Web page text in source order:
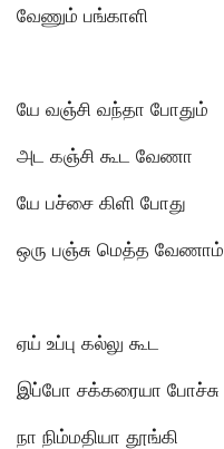
வேணும் பங்காளி
யே வஞ்சி வந்தா போதும்
அட கஞ்சி கூட வேணா
யே பச்சை கிளி போது
ஒரு பஞ்சு மெத்த வேணாம்
ஏய் உப்பு கல்லு கூட
இப்போ சக்கரையா போச்சு
நா நிம்மதியா தூங்கி